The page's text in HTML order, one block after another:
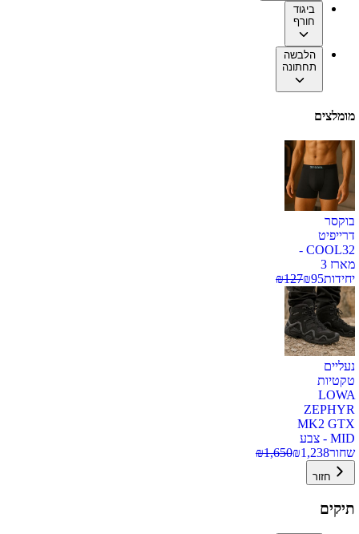
ביגוד
חורף
הלבשה
תחתונה
מומלצים
בוקסר
דרייפיט
COOL32 -
מארז 3
יחידות
₪95
₪127
נעליים
טקטיות
LOWA
ZEPHYR
MK2 GTX
MID - צבע
שחור
₪1,238
₪1,650
חזור
תיקים